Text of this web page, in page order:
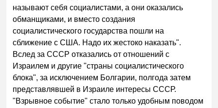
называют себя социалистами, а они оказались
обманщиками, и вместо создания
социалистического государства пошли на
сближение с США. Надо их жестоко наказать".
Вслед за СССР отказались от отношений с
Израилем и другие "страны социалистического
блока", за исключением Болгарии, полгода затем
представлявшей в Израиле интересы СССР.
"Взрывное событие" стало только удобным поводом